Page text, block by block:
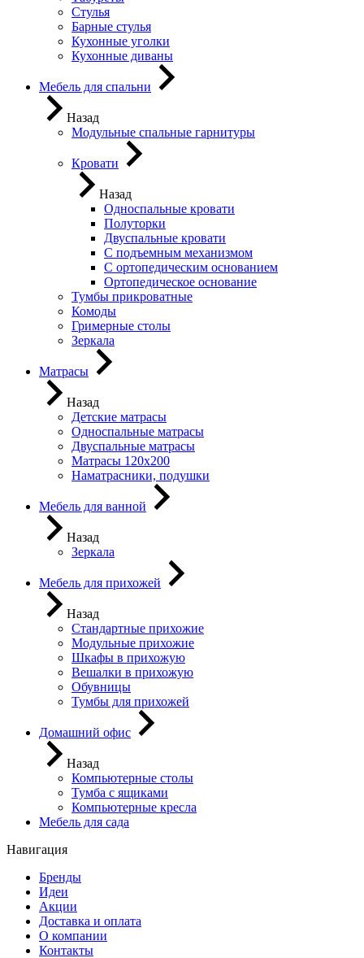
Стулья
Барные стулья
Кухонные уголки
Кухонные диваны
Мебель для спальни
Назад
Модульные спальные гарнитуры
Кровати
Назад
Односпальные кровати
Полуторки
Двуспальные кровати
С подъемным механизмом
С ортопедическим основанием
Ортопедическое основание
Тумбы прикроватные
Комоды
Гримерные столы
Зеркала
Матрасы
Назад
Детские матрасы
Односпальные матрасы
Двуспальные матрасы
Матрасы 120х200
Наматрасники, подушки
Мебель для ванной
Назад
Зеркала
Мебель для прихожей
Назад
Стандартные прихожие
Модульные прихожие
Шкафы в прихожую
Вешалки в прихожую
Обувницы
Тумбы для прихожей
Домашний офис
Назад
Компьютерные столы
Тумба с ящиками
Компьютерные кресла
Мебель для сада
Навигация
Бренды
Идеи
Акции
Доставка и оплата
О компании
Контакты